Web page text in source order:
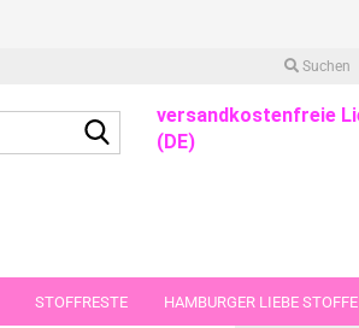
Suchen
Suche...versandkostenfreie
(DE)
STOFFRESTE HAMBURGER LIEBE STOFFE